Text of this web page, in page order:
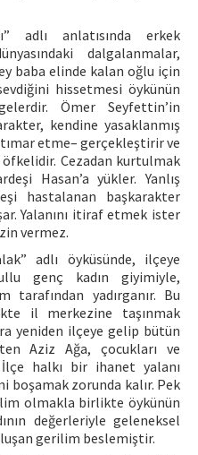
adlı anlatısında erkek
dalgalanmalar,
baba elinde kalan oğlu için
hissetmesi öykünün
Ömer Seyfettin’in
kendine yasaklanmış
tımar etme– gerçekleştirir ve
öfkelidir. Cezadan kurtulmak
Hasan’a yükler. Yanlış
hastalanan başkarakter
Yalanını itiraf etmek ister
vermez.
adlı öyküsünde, ilçeye
genç kadın giyimiyle,
yadırganır. Bu
il merkezine taşınmak
yeniden ilçeye gelip bütün
Aziz Ağa, çocukları ve
halkı bir ihanet yalanı
boşamak zorunda kalır. Pek
olmakla birlikte öykünün
değerleriyle geleneksel
gerilim beslemiştir.